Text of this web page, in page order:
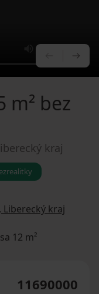
m² bez
kraj
Liberecký kraj
12 m²
11690000